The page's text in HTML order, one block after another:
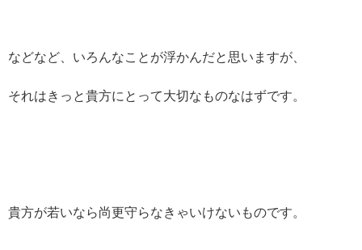
などなど、いろんなことが浮かんだと思いますが、
それはきっと貴方にとって大切なものなはずです。
貴方が若いなら尚更守らなきゃいけないものです。